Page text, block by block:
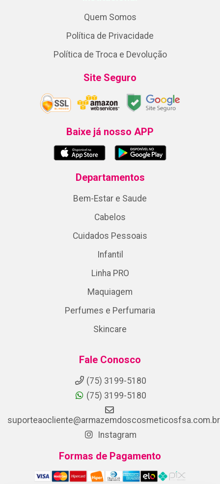
Quem Somos
Política de Privacidade
Política de Troca e Devolução
Site Seguro
Baixe já nosso APP
Departamentos
Bem-Estar e Saude
Cabelos
Cuidados Pessoais
Infantil
Linha PRO
Maquiagem
Perfumes e Perfumaria
Skincare
Fale Conosco
(75) 3199-5180
(75) 3199-5180
suporteaocliente@armazemdoscosmeticosfsa.com.br
Instagram
Formas de Pagamento